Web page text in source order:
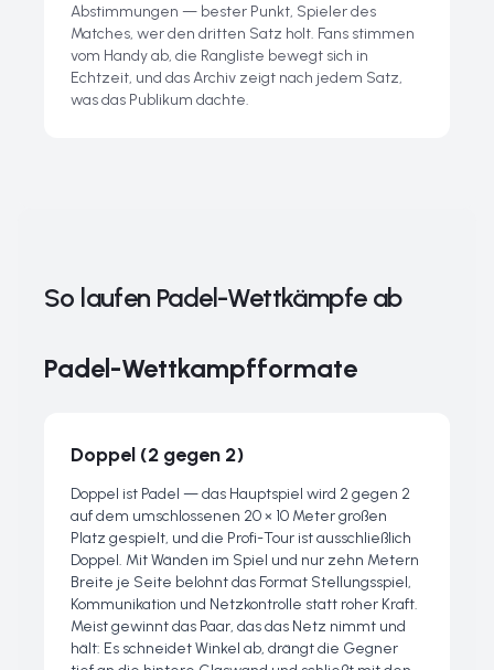
Abstimmungen — bester Punkt, Spieler des
Matches, wer den dritten Satz holt. Fans stimmen
vom Handy ab, die Rangliste bewegt sich in
Echtzeit, und das Archiv zeigt nach jedem Satz,
was das Publikum dachte.
So laufen Padel-Wettkämpfe ab
Padel-Wettkampfformate
Doppel (2 gegen 2)
Doppel ist Padel — das Hauptspiel wird 2 gegen 2
auf dem umschlossenen 20 × 10 Meter großen
Platz gespielt, und die Profi-Tour ist ausschließlich
Doppel. Mit Wänden im Spiel und nur zehn Metern
Breite je Seite belohnt das Format Stellungsspiel,
Kommunikation und Netzkontrolle statt roher Kraft.
Meist gewinnt das Paar, das das Netz nimmt und
hält: Es schneidet Winkel ab, drängt die Gegner